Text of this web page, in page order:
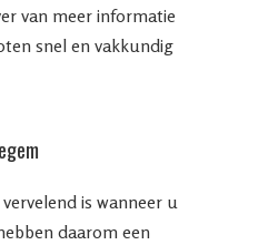
van meer informatie
snel en vakkundig
is wanneer u
daarom een